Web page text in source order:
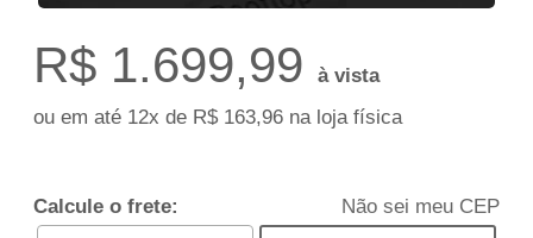
R$ 1.699,99
à vista
ou em até 12x de R$ 163,96 na loja física
Calcule o frete: Não sei meu CEP